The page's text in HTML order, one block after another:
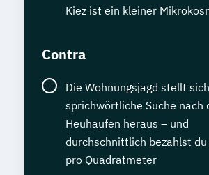
Kiez ist ein kleiner
Contra
Die Wohnungsjagd stellt
sprichwörtliche Suche nach
Heuhaufen heraus – und
durchschnittlich bezahlst
pro Quadratmeter